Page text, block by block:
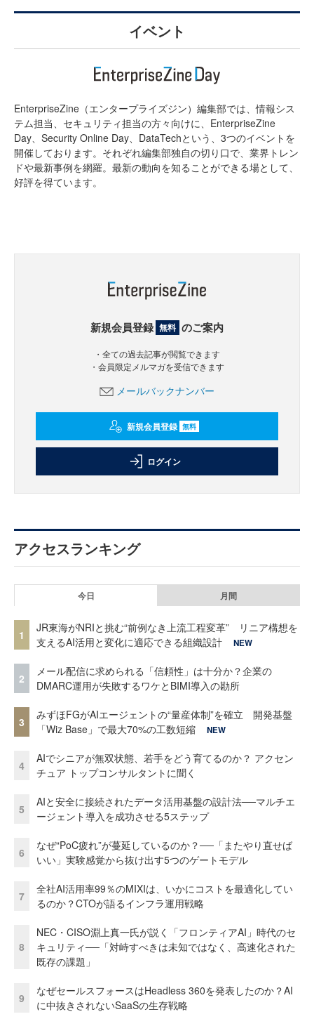
イベント
EnterpriseZine（エンタープライズジン）編集部では、情報シス
テム担当、セキュリティ担当の方々向けに、EnterpriseZine
Day、Security Online Day、DataTechという、3つのイベントを
開催しております。それぞれ編集部独自の切り口で、業界トレン
ドや最新事例を網羅。最新の動向を知ることができる場として、
好評を得ています。
新規会員登録 無料 のご案内
・全ての過去記事が閲覧できます
・会員限定メルマガを受信できます
メールバックナンバー
新規会員登録 無料
ログイン
アクセスランキング
今日 月間
1
JR東海がNRIと挑む“前例なき上流工程変革” リニア構想を
支えるAI活用と変化に適応できる組織設計
NEW
2
メール配信に求められる「信頼性」は十分か？企業の
DMARC運用が失敗するワケとBIMI導入の勘所
3
みずほFGがAIエージェントの“量産体制”を確立 開発基盤
「Wiz Base」で最大70%の工数短縮
NEW
4
AIでシニアが無双状態、若手をどう育てるのか？ アクセン
チュア トップコンサルタントに聞く
5
AIと安全に接続されたデータ活用基盤の設計法──マルチエ
ージェント導入を成功させる5ステップ
6
なぜ“PoC疲れ”が蔓延しているのか？──「またやり直せば
いい」実験感覚から抜け出す5つのゲートモデル
7
全社AI活用率99％のMIXIは、いかにコストを最適化してい
るのか？CTOが語るインフラ運用戦略
8
NEC・CISO淵上真一氏が説く「フロンティアAI」時代のセ
キュリティ──「対峙すべきは未知ではなく、高速化された
既存の課題」
9
なぜセールスフォースはHeadless 360を発表したのか？AI
に中抜きされないSaaSの生存戦略